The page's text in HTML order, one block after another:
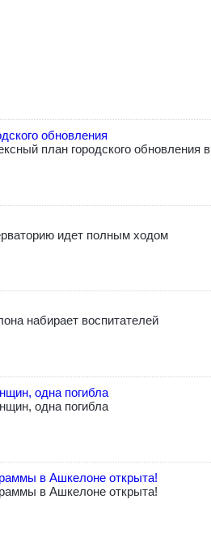
обновления
план городского обновления в
идет полным ходом
набирает воспитателей
одна погибла
одна погибла
в Ашкелоне открыта!
в Ашкелоне открыта!